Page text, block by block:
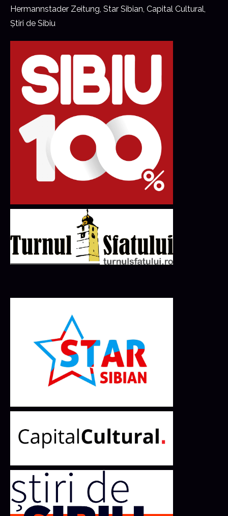
Hermannstader Zeitung, Star Sibian, Capital Cultural,
Știri de Sibiu